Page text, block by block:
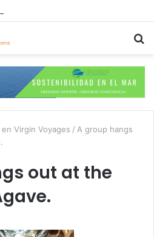
Virgin Voyages / A group hangs
out at the